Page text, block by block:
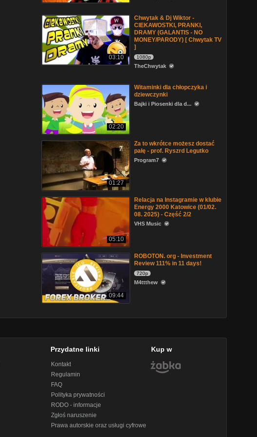
03:10
Chwytak & Dj Wiktor -
CIEKAWOSTKI, PRANKI,
DRAMY (GALANTIS - NO
MONEY/PARODY) [ Chwytak TV
]
1080p
TheChwytak
02:20
Witaminki dla chłopczyka i
dziewczynki
Bajki i Piosenki dla d...
01:27
Za to wkrótce możesz dostać
pałę - prof. Ryszrd Legutko
Program7
05:10
Relacja na Instagramie w klubie
Energy 2000 Katowice (01/02.
08. 2025) - Część 2/2
VHS Music
09:44
ROBOTON. org - Investment
Review 111% in 11 days!
720p
M4ttthew
Przydatne linki
Kontakt
Regulamin
FAQ
Polityka prywatności
RODO - informacje
Zgłoś naruszenie
Prawa autorskie oraz usługi cyfrowe
Kup w